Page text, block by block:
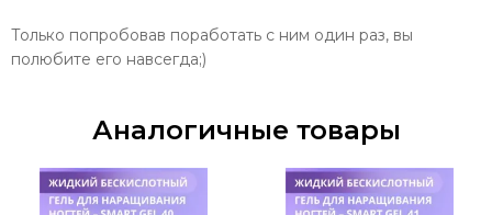
Только попробовав поработать с ним один раз, вы
полюбите его навсегда;)
Аналогичные товары